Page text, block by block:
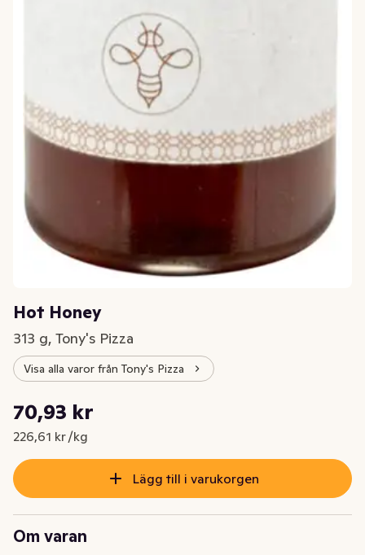
Hot Honey
313 g, Tony's Pizza
Visa alla varor från Tony's Pizza
Nuvarande pris är: 70,93 kr
70,93 kr
226,61 kr /kg
Styckpris: 226,61 kr /kg
Lägg till i varukorgen
Om varan